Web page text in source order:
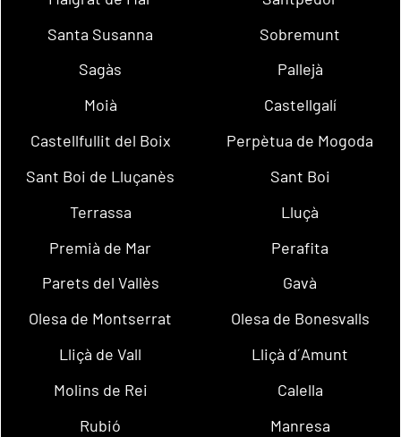
Santa Susanna
Sobremunt
Sagàs
Pallejà
Moià
Castellgalí
Castellfullit del Boix
Perpètua de Mogoda
Sant Boi de Lluçanès
Sant Boi
Terrassa
Lluçà
Premià de Mar
Perafita
Parets del Vallès
Gavà
Olesa de Montserrat
Olesa de Bonesvalls
Lliçà de Vall
Lliçà d´Amunt
Molins de Rei
Calella
Rubió
Manresa